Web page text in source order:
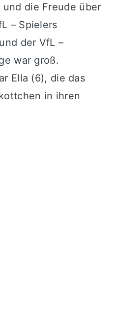
die Freude über
– Spielers
der VfL –
war groß.
Ella (6), die das
in ihren